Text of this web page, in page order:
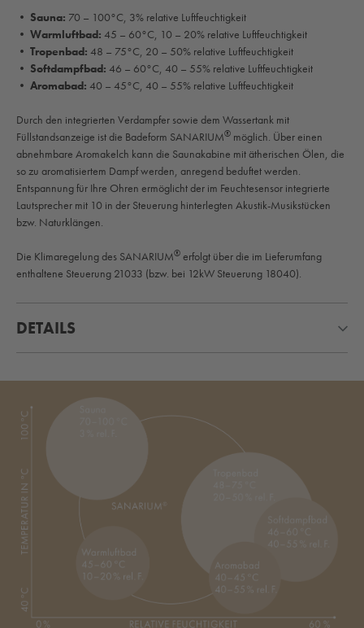
• Sauna: 70 – 100°C, 3% relative Luftfeuchtigkeit
• Warmluftbad: 45 – 60°C, 10 – 20% relative Luftfeuchtigkeit
• Tropenbad: 48 – 75°C, 20 – 50% relative Luftfeuchtigkeit
• Softdampfbad: 46 – 60°C, 40 – 55% relative Luftfeuchtigkeit
• Aromabad: 40 – 45°C, 40 – 55% relative Luftfeuchtigkeit
Durch den integrierten Verdampfer sowie dem Wassertank mit
Füllstandsanzeige ist die Badeform SANARIUM® möglich. Über einen
abnehmbare Aromakelch kann die Saunakabine mit ätherischen Ölen, die
so zu aromatisiertem Dampf werden, anregend beduftet werden.
Entspannung für Ihre Ohren ermöglicht der im Feuchtesensor integrierte
Lautsprecher mit 10 in der Steuerung hinterlegten Akustik-Musikstücken
bzw. Naturklängen.
Die Klimaregelung des SANARIUM® erfolgt über die im Lieferumfang
enthaltene Steuerung 21033 (bzw. bei 12kW Steuerung 18040).
DETAILS